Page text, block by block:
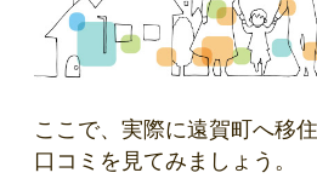
ここで、実際に遠賀町へ移
口コミを見てみましょう。